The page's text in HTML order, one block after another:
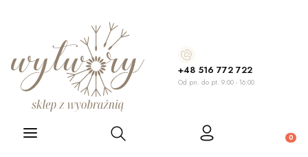
+48 516 772 722
Od pn. do pt. 9:00 - 16:00
Otwórz wyszukiwarkę